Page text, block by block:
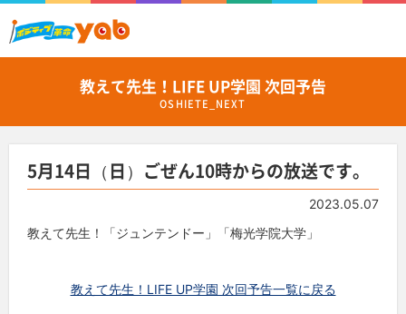
教えて先生！LIFE UP学園 次回予告
OSHIETE_NEXT
5月14日（日）ごぜん10時からの放送です。
2023.05.07
教えて先生！「ジュンテンドー」「梅光学院大学」
教えて先生！LIFE UP学園 次回予告一覧に戻る